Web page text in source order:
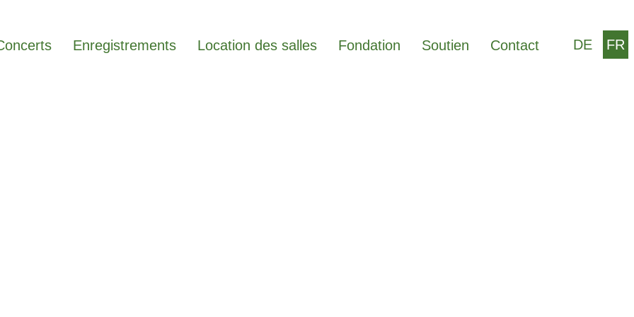
DE FR
Enregistrements Location des salles Fondation Soutien Contact